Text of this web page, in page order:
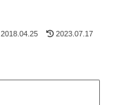
2018.04.25 2023.07.17